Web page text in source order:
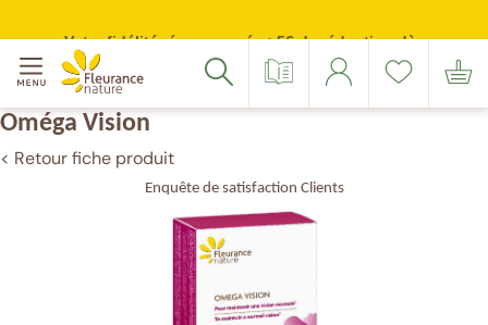
Accéder à : navigation
Accéder à : contenu principal
Accéder à : pied de page
Votre fidélité récompensée : 5€ de réduction dès
100 points cumulés connecter
de
souhaits
panier
Oméga Vision
< Retour fiche produit
Enquête de satisfaction Clients
email
(Format
exemple@gmail.com)
confirmer
votre
e-
sur
Facebook
sur
Instagram